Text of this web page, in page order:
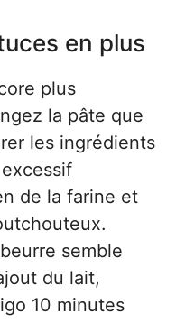
en plus
plus
la pâte que
les ingrédients
de la farine et
semble
du lait,
10 minutes